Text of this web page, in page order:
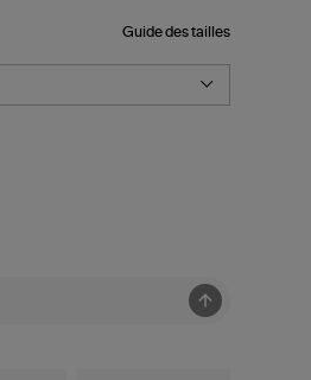
Guide des tailles